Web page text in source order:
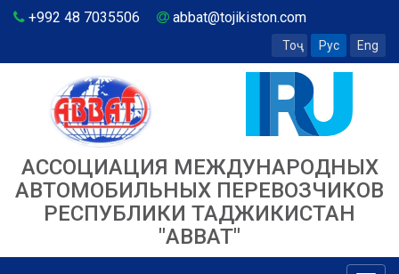
+992 48 7035506 abbat@tojikiston.com
Тоҷ Рус Eng
АССОЦИАЦИЯ МЕЖДУНАРОДНЫХ
АВТОМОБИЛЬНЫХ ПЕРЕВОЗЧИКОВ
РЕСПУБЛИКИ ТАДЖИКИСТАН
"ABBAT"